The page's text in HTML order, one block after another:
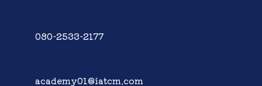
080-2533-2177
academy01@iatcm.com